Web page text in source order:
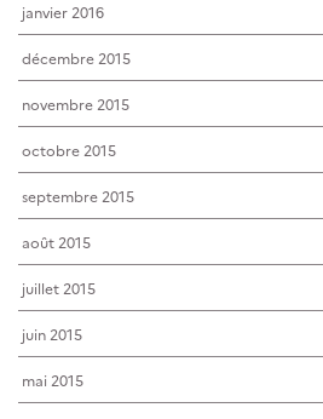
janvier 2016
décembre 2015
novembre 2015
octobre 2015
septembre 2015
août 2015
juillet 2015
juin 2015
mai 2015